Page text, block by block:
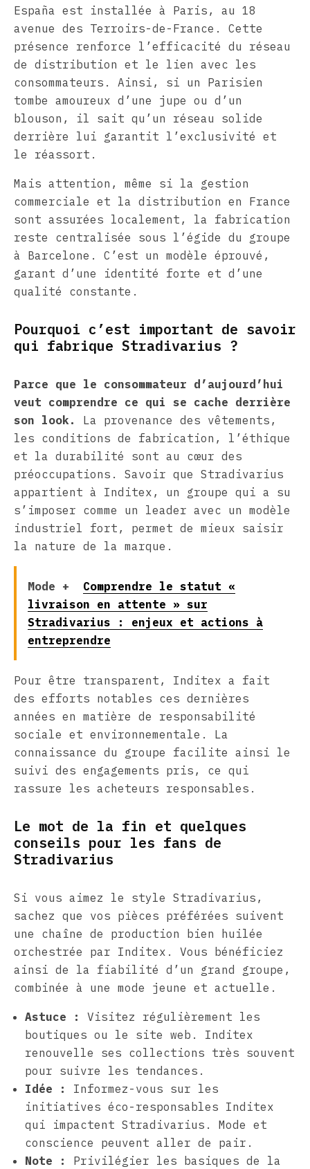
España est installée à Paris, au 18
avenue des Terroirs-de-France. Cette
présence renforce l’efficacité du réseau
de distribution et le lien avec les
consommateurs. Ainsi, si un Parisien
tombe amoureux d’une jupe ou d’un
blouson, il sait qu’un réseau solide
derrière lui garantit l’exclusivité et
le réassort.
Mais attention, même si la gestion
commerciale et la distribution en France
sont assurées localement, la fabrication
reste centralisée sous l’égide du groupe
à Barcelone. C’est un modèle éprouvé,
garant d’une identité forte et d’une
qualité constante.
Pourquoi c’est important de savoir
qui fabrique Stradivarius ?
Parce que le consommateur d’aujourd’hui
veut comprendre ce qui se cache derrière
son look.
La provenance des vêtements,
les conditions de fabrication, l’éthique
et la durabilité sont au cœur des
préoccupations. Savoir que Stradivarius
appartient à Inditex, un groupe qui a su
s’imposer comme un leader avec un modèle
industriel fort, permet de mieux saisir
la nature de la marque.
Mode +
Comprendre le statut «
livraison en attente » sur
Stradivarius : enjeux et actions à
entreprendre
Pour être transparent, Inditex a fait
des efforts notables ces dernières
années en matière de responsabilité
sociale et environnementale. La
connaissance du groupe facilite ainsi le
suivi des engagements pris, ce qui
rassure les acheteurs responsables.
Le mot de la fin et quelques
conseils pour les fans de
Stradivarius
Si vous aimez le style Stradivarius,
sachez que vos pièces préférées suivent
une chaîne de production bien huilée
orchestrée par Inditex. Vous bénéficiez
ainsi de la fiabilité d’un grand groupe,
combinée à une mode jeune et actuelle.
Astuce :
Visitez régulièrement les
boutiques ou le site web. Inditex
renouvelle ses collections très souvent
pour suivre les tendances.
Idée :
Informez-vous sur les
initiatives éco-responsables Inditex
qui impactent Stradivarius. Mode et
conscience peuvent aller de pair.
Note :
Privilégier les basiques de la